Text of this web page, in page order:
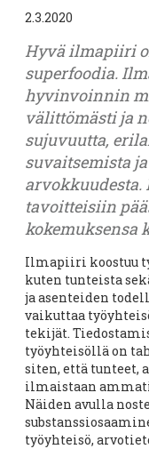
2.3.2020
Hyvä ilmapiiri
superfoodia.
hyvinvoinnin
välittömästi ja
sujuvuutta,
suvaitsemista
arvokkuudesta.
tavoitteisiin
kokemuksensa
Ilmapiiri koostuu
kuten tunteista
ja asenteiden
vaikuttaa
tekijät.
työyhteisöllä on
siten, että tunteet,
ilmaistaan
Näiden avulla
työyhteisö,